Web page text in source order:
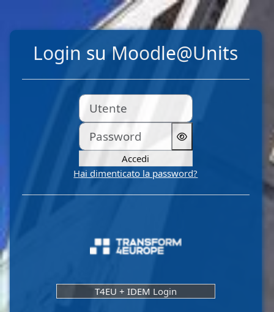
Vai al contenuto principale
Login su Moodle@Units
Accedi
Hai dimenticato la password?
T4EU + IDEM Login